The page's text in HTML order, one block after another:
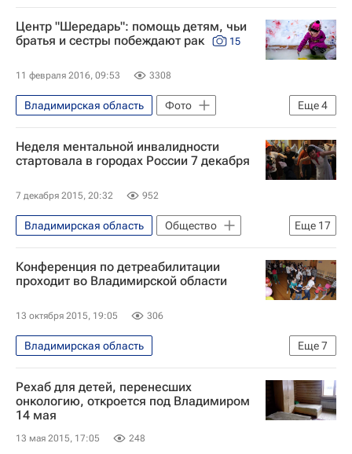
Жизнь без преград
Фонд "Шередарь"
Кино
Здоровье
Центр "Шередарь": помощь детям, чьи
братья и сестры побеждают рак
15
11 февраля 2016, 09:53 3308
Еще4
Владимирская область
Фото
Жизнь без преград
Фонд "Шередарь"
Онкология
Детские вопросы
Неделя ментальной инвалидности
стартовала в городах России 7 декабря
7 декабря 2015, 20:32 952
Еще 17
Владимирская область
Общество
Пермский край
Архангельская область
Москва
Жизнь без преград
Ставропольский край
Нижний Новгород
Владимир
Ставрополь
Воронеж
Архангельск
Уфа
Пермь
Перспектива
Конференция по детреабилитации
проходит во Владимирской области
13 октября 2015, 19:05 306
Еще7
Владимирская область
Жизнь без преград
Европа
Центральный ФО
Весь мир
Фонд "Шередарь"
Россия
Рехаб для детей, перенесших
онкологию, откроется под Владимиром
14 мая
13 мая 2015, 17:05 248